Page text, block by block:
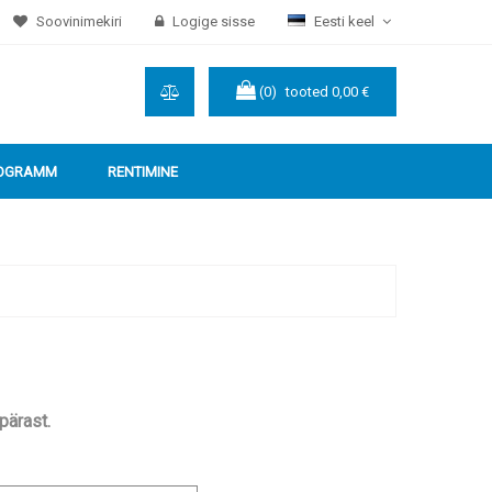
Eesti keel
Soovinimekiri Logige sisse
(0) tooted 0,00 €
RENTIMINE